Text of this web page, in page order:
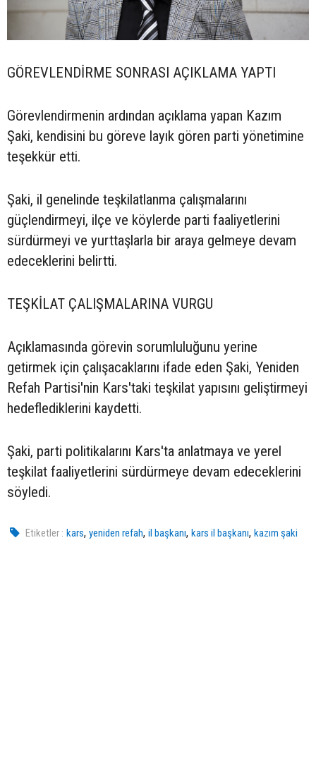
GÖREVLENDİRME SONRASI AÇIKLAMA YAPTI
Görevlendirmenin ardından açıklama yapan Kazım
Şaki, kendisini bu göreve layık gören parti yönetimine
teşekkür etti.
Şaki, il genelinde teşkilatlanma çalışmalarını
güçlendirmeyi, ilçe ve köylerde parti faaliyetlerini
sürdürmeyi ve yurttaşlarla bir araya gelmeye devam
edeceklerini belirtti.
TEŞKİLAT ÇALIŞMALARINA VURGU
Açıklamasında görevin sorumluluğunu yerine
getirmek için çalışacaklarını ifade eden Şaki, Yeniden
Refah Partisi'nin Kars'taki teşkilat yapısını geliştirmeyi
hedeflediklerini kaydetti.
Şaki, parti politikalarını Kars'ta anlatmaya ve yerel
teşkilat faaliyetlerini sürdürmeye devam edeceklerini
söyledi.
Etiketler : kars,yeniden refah,il başkanı,kars il başkanı,kazım şaki